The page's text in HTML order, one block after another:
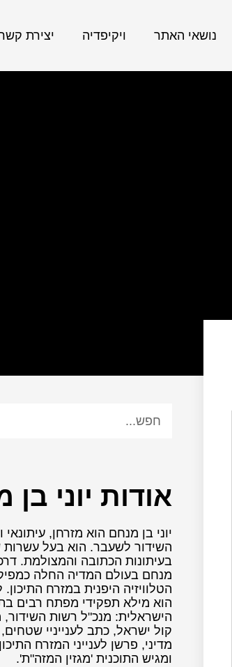
נושאי האתר ויקיפדיה יצירת
אודות יוני
יוני בן מנחם הוא מזרחן,
השידור לשעבר. הוא בעל עשרות
בעיתונות הכתובה והמצולמת.
מנחם בעולם המדיה החלה
הטלוויזיה היפנית במזרח
הוא מילא תפקידי מפתח רבים
הישראלית: מנכ"ל רשות השידור,
קול ישראל, כתב לענייניי
מדיני, פרשן לענייני המזרח
ומגיש התוכנית 'מגזין המזה"ת'.